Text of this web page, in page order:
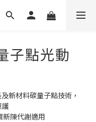
子點光動
新材料碳量子點技術，
新陳代謝適用